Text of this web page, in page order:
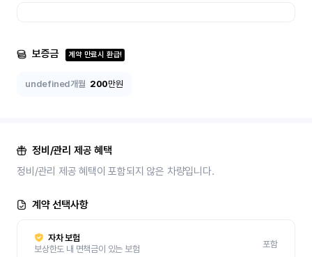
보증금 계약 만료시 환급!
undefined개월 200만원
정비/관리 제공 혜택
정비/관리 제공 혜택이 포함되지 않은 차량입니다.
계약 선택사항
자차 보험
보상한도 내 면책금이 있는 보험
포함